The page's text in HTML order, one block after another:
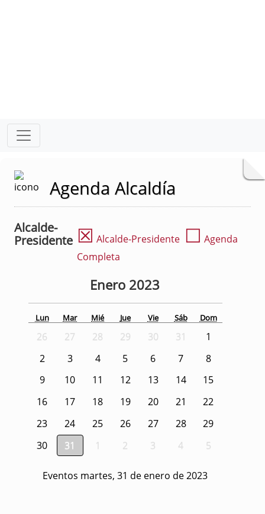
Agenda Alcaldía
Alcalde-
Presidente ☒ Alcalde-Presidente ☐ Agenda
Completa
Enero 2023
Lun Mar Mié Jue Vie Sáb Dom
26 27 28 29 30 31
1
2
3 4 5 6 7
8
9
10 11 12 13 14
15
16
17 18 19 20 21
22
23
24 25 26 27 28
29
30
31 1 2 3 4 5
Eventos martes, 31 de enero de 2023